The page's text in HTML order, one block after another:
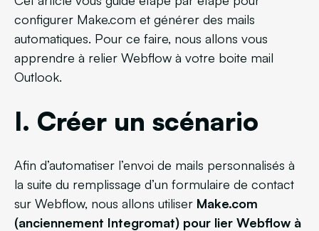
configurer Make.com et générer des mails
automatiques. Pour ce faire, nous allons vous
apprendre à relier Webflow à votre boite mail
Outlook.
I. Créer un scénario
Afin d’automatiser l’envoi de mails personnalisés à
la suite du remplissage d’un formulaire de contact
sur Webflow, nous allons utiliser Make.com
(anciennement Integromat) pour lier Webflow à